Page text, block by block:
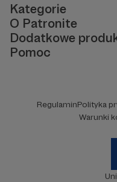
Kategorie
O Patronite
Dodatkowe
Pomoc
RegulaminPolityka
Warunki